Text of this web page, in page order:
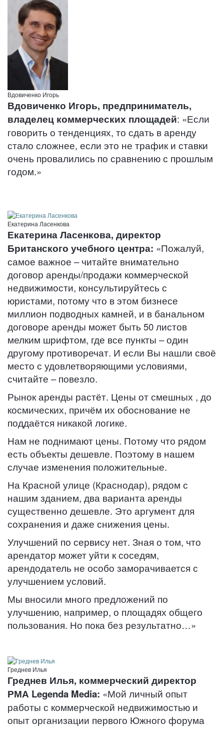
Вдовиченко Игорь
Вдовиченко Игорь, предприниматель,
владелец коммерческих площадей: «Если
говорить о тенденциях, то сдать в аренду
стало сложнее, если это не трафик и ставки
очень провалились по сравнению с прошлым
годом.»
Екатерина Ласенкова
Екатерина Ласенкова, директор
Британского учебного центра: «Пожалуй,
самое важное – читайте внимательно
договор аренды/продажи коммерческой
недвижимости, консультируйтесь с
юристами, потому что в этом бизнесе
миллион подводных камней, и в банальном
договоре аренды может быть 50 листов
мелким шрифтом, где все пункты – один
другому противоречат. И если Вы нашли своё
место с удовлетворяющими условиями,
считайте – повезло.
Рынок аренды растёт. Цены от смешных , до
космических, причём их обоснование не
поддаётся никакой логике.
Нам не поднимают цены. Потому что рядом
есть объекты дешевле. Поэтому в нашем
случае изменения положительные.
На Красной улице (Краснодар), рядом с
нашим зданием, два варианта аренды
существенно дешевле. Это аргумент для
сохранения и даже снижения цены.
Улучшений по сервису нет. Зная о том, что
арендатор может уйти к соседям,
арендодатель не особо заморачивается с
улучшением условий.
Мы вносили много предложений по
улучшению, например, о площадях общего
пользования. Но пока без результатно…»
Греднев Илья
Греднев Илья, коммерческий директор
РМА Legenda Media: «Мой личный опыт
работы с коммерческой недвижимостью и
опыт организации первого Южного форума